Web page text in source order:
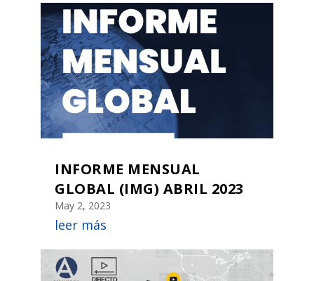
INFORME MENSUAL
GLOBAL (IMG) ABRIL 2023
May 2, 2023
leer más